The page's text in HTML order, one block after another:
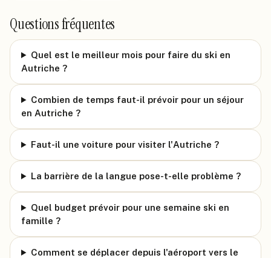
Questions fréquentes
Quel est le meilleur mois pour faire du ski en
Autriche ?
Combien de temps faut-il prévoir pour un séjour
en Autriche ?
Faut-il une voiture pour visiter l'Autriche ?
La barrière de la langue pose-t-elle problème ?
Quel budget prévoir pour une semaine ski en
famille ?
Comment se déplacer depuis l'aéroport vers le